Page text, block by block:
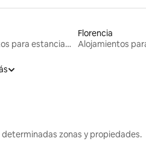
Alojamientos para estancias largas
Florencia
zonas y propiedades.